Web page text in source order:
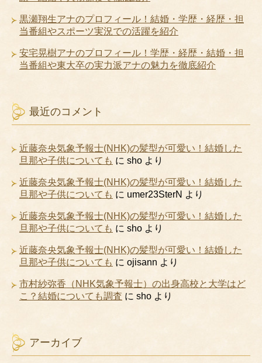
黒瀬翔生アナのプロフィール！結婚・学歴・経歴・担
当番組やスポーツ実況での活躍を紹介
安宅晃樹アナのプロフィール！学歴・経歴・結婚・担
当番組や東大卒の実力派アナの魅力を徹底紹介
最近のコメント
近藤奈央気象予報士(NHK)の髪型が可愛い！結婚した
旦那や子供についても に sho より
近藤奈央気象予報士(NHK)の髪型が可愛い！結婚した
旦那や子供についても に umer23SterN より
近藤奈央気象予報士(NHK)の髪型が可愛い！結婚した
旦那や子供についても に sho より
近藤奈央気象予報士(NHK)の髪型が可愛い！結婚した
旦那や子供についても に ojisann より
市村紗弥香（NHK気象予報士）の出身高校と大学はど
こ？結婚についても調査 に sho より
アーカイブ